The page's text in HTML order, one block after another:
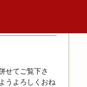
せてご覧下さ
うよろしくおね